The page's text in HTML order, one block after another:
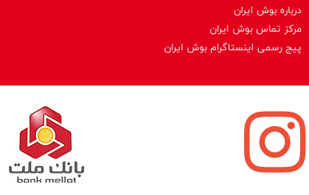
درباره بوش ایران
مرکز تماس بوش ایران
پیج رسمی اینستاگرام بوش ایران